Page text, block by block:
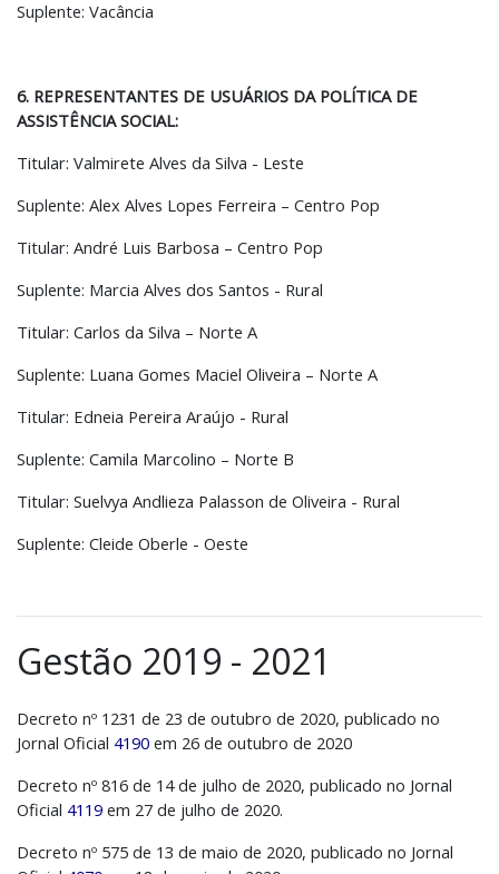
Suplente: Vacância
6. REPRESENTANTES DE USUÁRIOS DA POLÍTICA DE
ASSISTÊNCIA SOCIAL:
Titular: Valmirete Alves da Silva - Leste
Suplente: Alex Alves Lopes Ferreira – Centro Pop
Titular: André Luis Barbosa – Centro Pop
Suplente: Marcia Alves dos Santos - Rural
Titular: Carlos da Silva – Norte A
Suplente: Luana Gomes Maciel Oliveira – Norte A
Titular: Edneia Pereira Araújo - Rural
Suplente: Camila Marcolino – Norte B
Titular: Suelvya Andlieza Palasson de Oliveira - Rural
Suplente: Cleide Oberle - Oeste
Gestão 2019 - 2021
Decreto nº 1231 de 23 de outubro de 2020, publicado no
Jornal Oficial 4190 em 26 de outubro de 2020
Decreto nº 816 de 14 de julho de 2020, publicado no Jornal
Oficial 4119 em 27 de julho de 2020.
Decreto nº 575 de 13 de maio de 2020, publicado no Jornal